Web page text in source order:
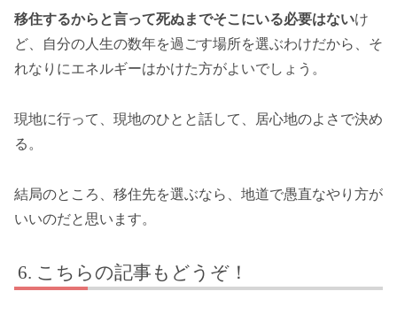
移住するからと言って死ぬまでそこにいる必要はないけ
ど、自分の人生の数年を過ごす場所を選ぶわけだから、そ
れなりにエネルギーはかけた方がよいでしょう。
現地に行って、現地のひとと話して、居心地のよさで決め
る。
結局のところ、移住先を選ぶなら、地道で愚直なやり方が
いいのだと思います。
こちらの記事もどうぞ！